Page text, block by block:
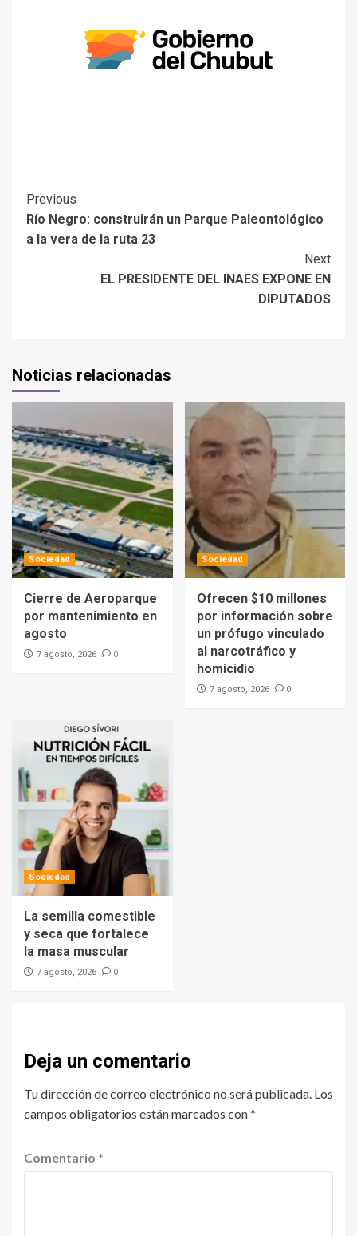
Previous
Río Negro: construirán un Parque Paleontológico
a la vera de la ruta 23
Next
EL PRESIDENTE DEL INAES EXPONE EN
DIPUTADOS
Noticias relacionadas
Sociedad
Cierre de Aeroparque
por mantenimiento en
agosto
7 agosto, 2026 0
Sociedad
Ofrecen $10 millones
por información sobre
un prófugo vinculado
al narcotráfico y
homicidio
7 agosto, 2026 0
Sociedad
La semilla comestible
y seca que fortalece
la masa muscular
7 agosto, 2026 0
Deja un comentario
Tu dirección de correo electrónico no será publicada. Los
campos obligatorios están marcados con*
Comentario *